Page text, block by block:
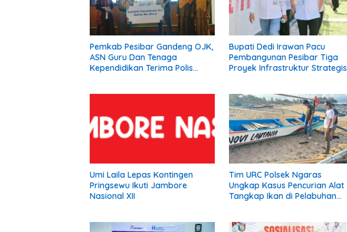
Pemkab Pesibar Gandeng OJK,
ASN Guru Dan Tenaga
Kependidikan Terima Polis
Bupati Dedi Irawan Pacu
Pembangunan Pesibar Tiga
Proyek Infrastruktur Strategis
Umi Laila Lepas Kontingen
Pringsewu Ikuti Jambore
Nasional XII
Tim URC Polsek Ngaras
Ungkap Kasus Pencurian Alat
Tangkap Ikan di Pelabuhan